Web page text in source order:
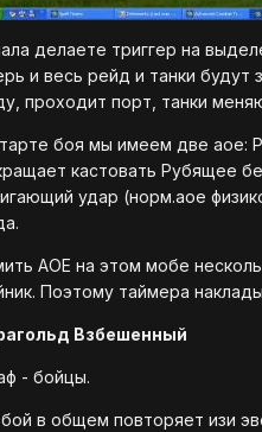
делаете триггер на
и весь рейд и танки будут
проходит порт, танки
боя мы имеем две аое:
кастовать Рубящее
удар (норм.аое
АОЕ на этом мобе
Поэтому таймера
Взбешенный
- бойцы.
в общем повторяет изи